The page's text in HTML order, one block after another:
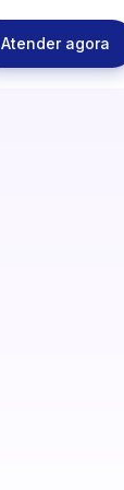
Atender agora